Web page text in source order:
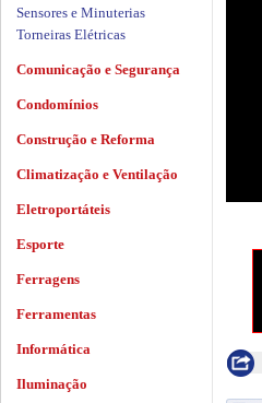
Sensores e Minuterias
Torneiras Elétricas
Comunicação e Segurança
Condomínios
Construção e Reforma
Climatização e Ventilação
Eletroportáteis
Esporte
Ferragens
Ferramentas
Informática
Iluminação